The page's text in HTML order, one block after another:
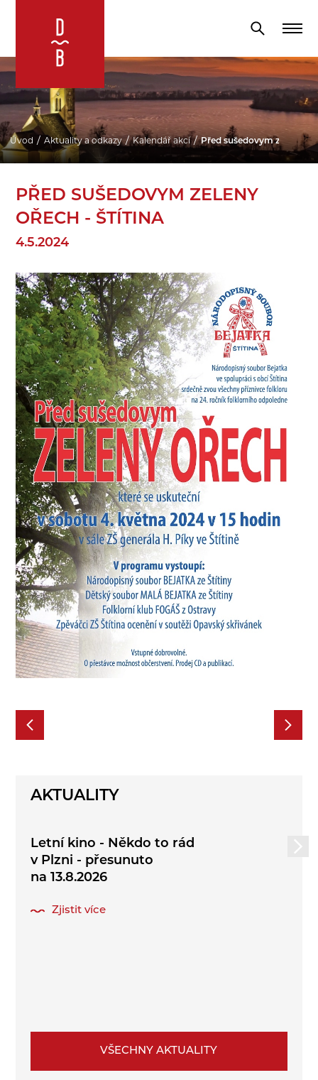
Úvod Aktuality a odkazy Kalendář akcí Před sušedovym zeleny
PŘED SUŠEDOVYM ZELENY
OŘECH - ŠTÍTINA
4.5.2024
AKTUALITY
Letní kino - Někdo to rád
v Plzni - přesunuto
na 13.8.2026
Zjistit více
VŠECHNY AKTUALITY